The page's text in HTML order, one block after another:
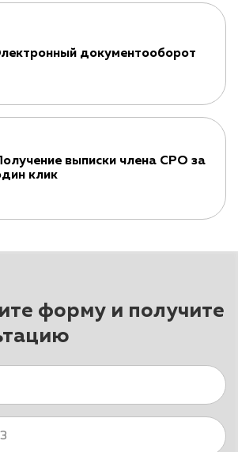
документооборот
выписки члена СРО за
клик
форму и получите